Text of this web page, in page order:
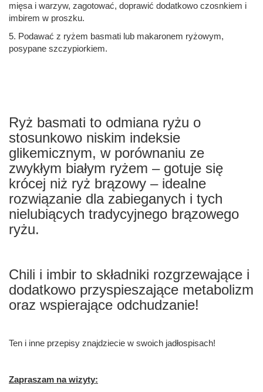
mięsa i warzyw, zagotować, doprawić dodatkowo czosnkiem i
imbirem w proszku.
5. Podawać z ryżem basmati lub makaronem ryżowym,
posypane szczypiorkiem.
Ryż basmati to odmiana ryżu o
stosunkowo niskim indeksie
glikemicznym, w porównaniu ze
zwykłym białym ryżem – gotuje się
krócej niż ryż brązowy – idealne
rozwiązanie dla zabieganych i tych
nielubiących tradycyjnego brązowego
ryżu.
Chili i imbir to składniki rozgrzewające i
dodatkowo przyspieszające metabolizm
oraz wspierające odchudzanie!
Ten i inne przepisy znajdziecie w swoich jadłospisach!
Zapraszam na wizyty: